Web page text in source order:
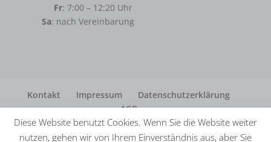
Fr: 7:00 – 12:20 Uhr
Sa: nach Vereinbarung
Kontakt Impressum
Datenschutzerklärung
AGB
Diese Website benutzt Cookies. Wenn Sie die Website weiter
nutzen, gehen wir von Ihrem Einverständnis aus, aber Sie